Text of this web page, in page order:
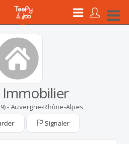
Immobilier
- Auvergne-Rhône-Alpes
Signaler